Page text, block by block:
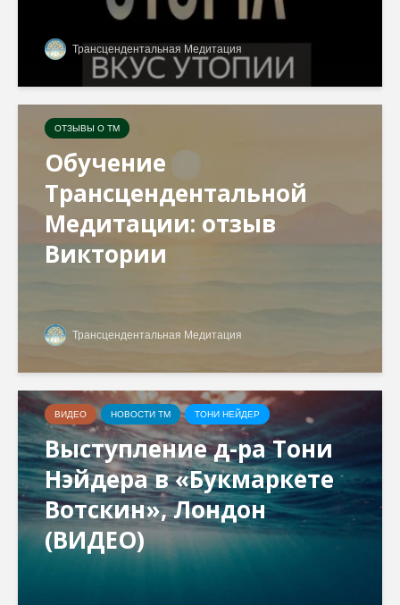
Трансцендентальная Медитация
ОТЗЫВЫ О ТМ
Обучение
Трансцендентальной
Медитации: отзыв
Виктории
Трансцендентальная Медитация
ВИДЕО НОВОСТИ ТМ ТОНИ НЕЙДЕР
Выступление д-ра Тони
Нэйдера в «Букмаркете
Вотскин», Лондон
(ВИДЕО)